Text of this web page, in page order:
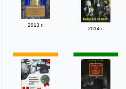
2013 г.
2014 г.